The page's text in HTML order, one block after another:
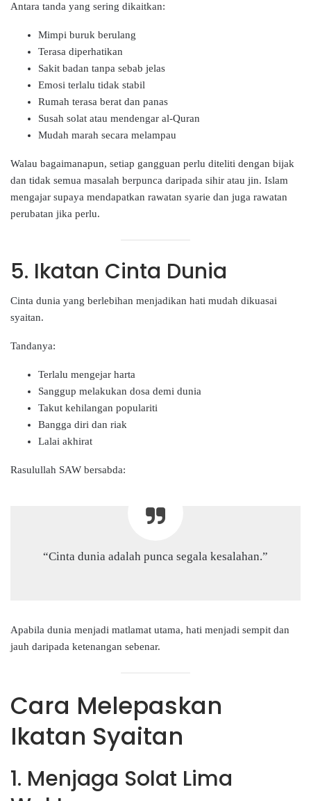
Antara tanda yang sering dikaitkan:
Mimpi buruk berulang
Terasa diperhatikan
Sakit badan tanpa sebab jelas
Emosi terlalu tidak stabil
Rumah terasa berat dan panas
Susah solat atau mendengar al-Quran
Mudah marah secara melampau
Walau bagaimanapun, setiap gangguan perlu diteliti dengan bijak
dan tidak semua masalah berpunca daripada sihir atau jin. Islam
mengajar supaya mendapatkan rawatan syarie dan juga rawatan
perubatan jika perlu.
5. Ikatan Cinta Dunia
Cinta dunia yang berlebihan menjadikan hati mudah dikuasai
syaitan.
Tandanya:
Terlalu mengejar harta
Sanggup melakukan dosa demi dunia
Takut kehilangan populariti
Bangga diri dan riak
Lalai akhirat
Rasulullah SAW bersabda:
“Cinta dunia adalah punca segala kesalahan.”
Apabila dunia menjadi matlamat utama, hati menjadi sempit dan
jauh daripada ketenangan sebenar.
Cara Melepaskan
Ikatan Syaitan
1. Menjaga Solat Lima